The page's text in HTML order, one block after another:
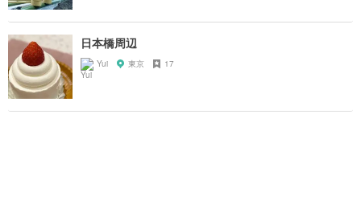
日本橋周辺
Yui 東京 17